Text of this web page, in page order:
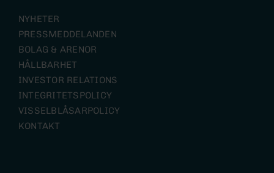
NYHETER
PRESSMEDDELANDEN
BOLAG & ARENOR
HÅLLBARHET
INVESTOR RELATIONS
INTEGRITETSPOLICY
VISSELBLÅSARPOLICY
KONTAKT